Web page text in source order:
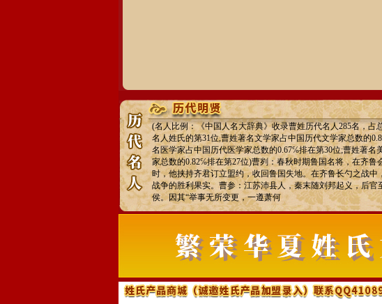
(名人比例：《中国人名大辞典》收录曹姓历代名人285名，占
名人姓氏的第31位,曹姓著名文学家占中国历代文学家总数的
名医学家占中国历代医学家总数的0.67℅排在第30位;曹姓著名
家总数的0.82℅排在第27位)曹刿：春秋时期鲁国名将，在齐鲁
时，他挟持齐君订立盟约，收回鲁国失地。在齐鲁长勺之战中
战争的胜利果实。曹参：江苏沛县人，秦末随刘邦起义，后官
侯。因其“举事无所变更，一遵萧何